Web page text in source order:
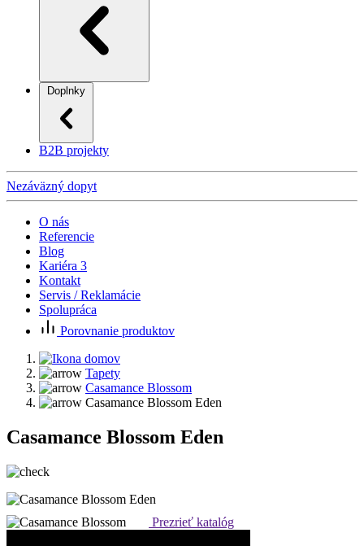
Doplnky
B2B projekty
Nezáväzný dopyt
O nás
Referencie
Blog
Kariéra 3
Kontakt
Servis / Reklamácie
Spolupráca
Porovnanie produktov
Tapety
Casamance Blossom
Casamance Blossom Eden
Casamance Blossom Eden
Prezrieť katalóg